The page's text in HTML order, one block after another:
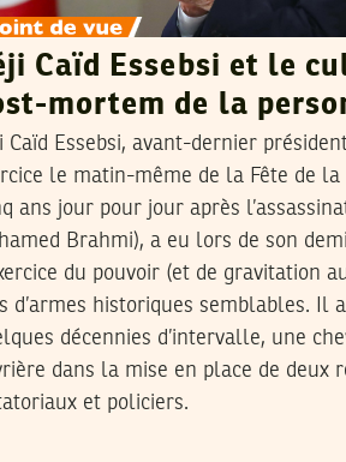
Caïd Essebsi et le
mortem de la
Caïd Essebsi, avant-dernier
le matin-même de la Fête de la
ans jour pour jour après
Brahmi), a eu lors de son
du pouvoir (et de gravitation
d’armes historiques semblables. Il
décennies d’intervalle, une
dans la mise en place de deux
et policiers.